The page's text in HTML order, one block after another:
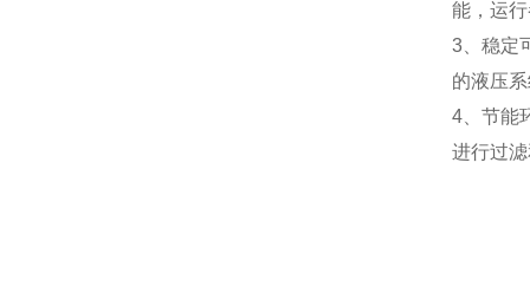
能，运
3、稳定
的液压
4、节能
进行过